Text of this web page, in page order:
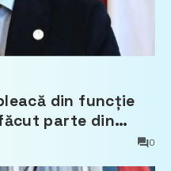
din funcție
parte din
0